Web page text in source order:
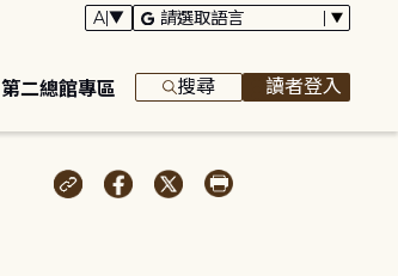
第二總館專區 搜尋 讀者登入